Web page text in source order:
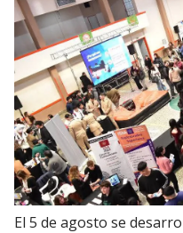
El 5 de agosto se